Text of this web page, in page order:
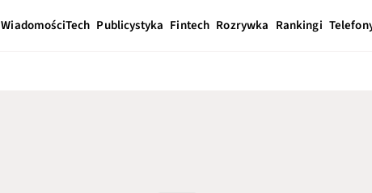
WiadomościTech Publicystyka Fintech Rozrywka Rankingi